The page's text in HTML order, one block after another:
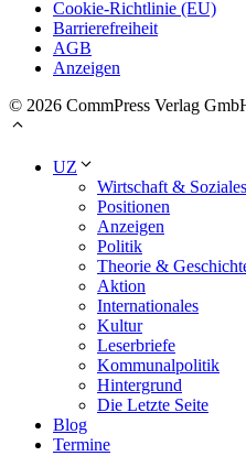
Cookie-Richtlinie (EU)
Barrierefreiheit
AGB
Anzeigen
© 2026 CommPress Verlag
UZ
Wirtschaft & Soziales
Positionen
Anzeigen
Politik
Theorie &
Aktion
Internationales
Kultur
Leserbriefe
Kommunalpolitik
Hintergrund
Die Letzte Seite
Blog
Termine